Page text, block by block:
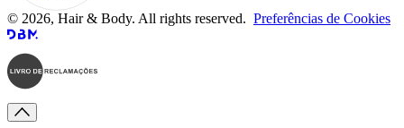
© 2026, Hair & Body. All rights reserved. Preferências de Cookies